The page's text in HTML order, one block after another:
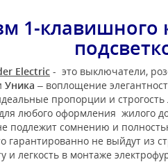
1-клавишного
Electric - это выключатели,
Уника – воплощение
пропорции и
любого оформления жилого
подлежит сомнению и
гарантированно не выйдут из
и легкость в монтаже